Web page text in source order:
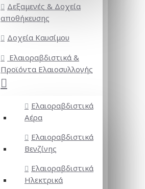
Δεξαμενές & Δοχεία
αποθήκευσης
Δοχεία Καυσίμου
Ελαιοραβδιστικά &
Προϊόντα Ελαιοσυλλογής
Ελαιοραβδιστικά
Αέρα
Ελαιοραβδιστικά
Βενζίνης
Ελαιοραβδιστικά
Ηλεκτρικά